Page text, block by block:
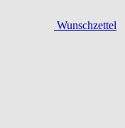
Wunschzettel